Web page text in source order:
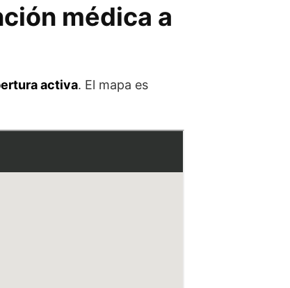
médica a
activa. El mapa es